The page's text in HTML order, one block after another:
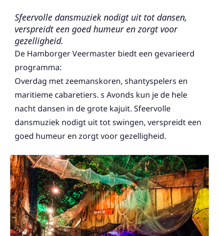
Sfeervolle dansmuziek nodigt uit tot dansen,
verspreidt een goed humeur en zorgt voor
gezelligheid.
De Hamborger Veermaster biedt een gevarieerd
programma:
Overdag met zeemanskoren, shantyspelers en
maritieme cabaretiers. s Avonds kun je de hele
nacht dansen in de grote kajuit. Sfeervolle
dansmuziek nodigt uit tot swingen, verspreidt een
goed humeur en zorgt voor gezelligheid.